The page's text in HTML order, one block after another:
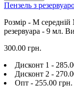
Пензель з
Розмір - M
резервуара - 9 мл.
300.00 грн.
Дисконт 1 -
Дисконт 2 -
Опт - 255.00 грн.